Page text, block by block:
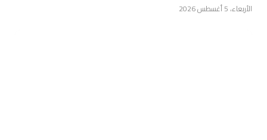
الأربعاء، 5 أغسطس 2026